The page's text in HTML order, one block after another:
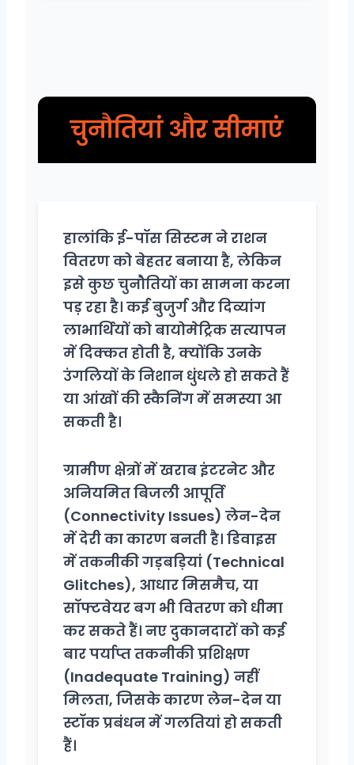
चुनौतियां और सीमाएं
हालांकि ई-पॉस सिस्टम ने राशन
वितरण को बेहतर बनाया है, लेकिन
इसे कुछ चुनौतियों का सामना करना
पड़ रहा है। कई बुजुर्ग और दिव्यांग
लाभार्थियों को बायोमेट्रिक सत्यापन
में दिक्कत होती है, क्योंकि उनके
उंगलियों के निशान धुंधले हो सकते हैं
या आंखों की स्कैनिंग में समस्या आ
सकती है।
ग्रामीण क्षेत्रों में खराब इंटरनेट और
अनियमित बिजली आपूर्ति
(Connectivity Issues) लेन-देन
में देरी का कारण बनती है। डिवाइस
में तकनीकी गड़बड़ियां (Technical
Glitches), आधार मिसमैच, या
सॉफ्टवेयर बग भी वितरण को धीमा
कर सकते हैं। नए दुकानदारों को कई
बार पर्याप्त तकनीकी प्रशिक्षण
(Inadequate Training) नहीं
मिलता, जिसके कारण लेन-देन या
स्टॉक प्रबंधन में गलतियां हो सकती
हैं।